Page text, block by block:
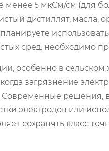
менее 5 мкСм/см (для
дистиллят, масла,
использовать
сред, необходимо
особенно в
загрязнение
решения,
электродов или
сохранять класс